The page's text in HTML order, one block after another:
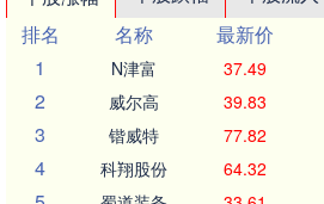
排名
名称 最新价
1
N津富 37.49
2 威尔高 39.83
3 锴威特 77.82
4 科翔股份 64.32